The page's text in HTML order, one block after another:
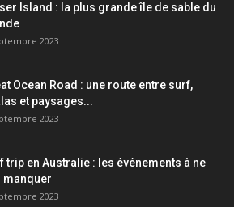
Island : la plus grande île de sable du
2023
Ocean Road : une route entre surf,
et paysages...
2023
trip en Australie : les événements à ne
manquer
2023